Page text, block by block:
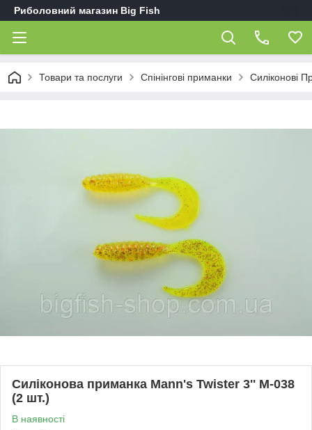
Риболовний магазин Big Fish
Товари та послуги Спінінгові приманки Силіконові
Силіконова приманка Mann's Twister 3'' M-038
(2 шт.)
В наявності